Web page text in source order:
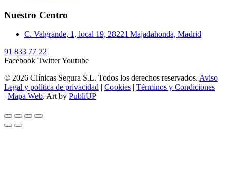
Nuestro Centro
C. Valgrande, 1, local 19, 28221 Majadahonda, Madrid
91 833 77 22
Facebook TwitterYoutube
© 2026 Clínicas Segura S.L. Todos los derechos reservados. Aviso
Legal y política de privacidad | Cookies | Términos y Condiciones
| Mapa Web. Art by PubliUP